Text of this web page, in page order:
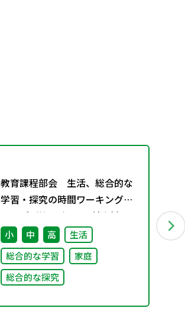
教育課程部会 生活、総合的な
学習・探究の時間ワーキンググ
ループ（第4回） 配付資料
小 中 高
生活
総合的な学習
家庭
総合的な探究